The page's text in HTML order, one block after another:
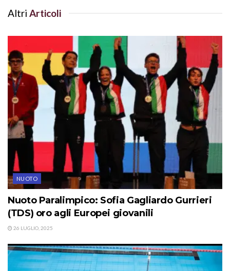
Altri Articoli
NUOTO
Nuoto Paralimpico: Sofia Gagliardo Gurrieri
(TDS) oro agli Europei giovanili
26 LUGLIO, 2025